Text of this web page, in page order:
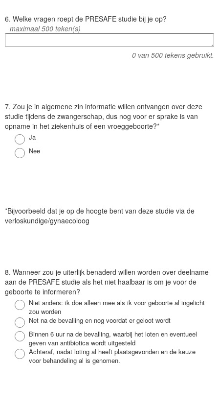
V
a
6. Welke vragen roept de PRESAFE studie bij je op?
maximaal 500 teken(s)
0 van 500 tekens gebruikt.
V
r
a
7. Zou je in algemene zin informatie willen ontvangen over deze
studie tijdens de zwangerschap, dus nog voor er sprake is van
opname in het ziekenhuis of een vroeggeboorte?*
Antwoord
Ja
Antwoord
Nee
*Bijvoorbeeld dat je op de hoogte bent van deze studie via de
verloskundige/gynaecoloog
V
r
a
8. Wanneer zou je uiterlijk benaderd willen worden over deelname
aan de PRESAFE studie als het niet haalbaar is om je voor de
geboorte te informeren?
Antwoord
Niet anders: ik doe alleen mee als ik voor geboorte al ingelicht
zou worden
Antwoord
Net na de bevalling en nog voordat er geloot wordt
Antwoord
Binnen 6 uur na de bevalling, waarbij het loten en eventueel
geven van antibiotica wordt uitgesteld
Antwoord
Achteraf, nadat loting al heeft plaatsgevonden en de keuze
voor behandeling al is genomen.